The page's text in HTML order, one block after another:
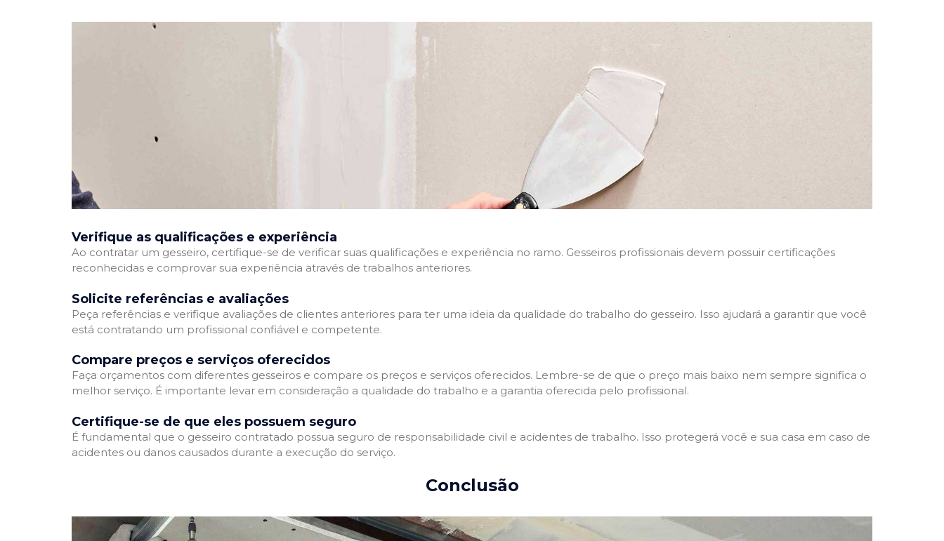
Verifique as qualificações e experiência
Ao contratar um gesseiro, certifique-se de verificar suas qualificações e experiência no ramo. Gesseiros profissionais devem possuir certificações
reconhecidas e comprovar sua experiência através de trabalhos anteriores.
Solicite referências e avaliações
Peça referências e verifique avaliações de clientes anteriores para ter uma ideia da qualidade do trabalho do gesseiro. Isso ajudará a garantir que você
está contratando um profissional confiável e competente.
Compare preços e serviços oferecidos
Faça orçamentos com diferentes gesseiros e compare os preços e serviços oferecidos. Lembre-se de que o preço mais baixo nem sempre significa o
melhor serviço. É importante levar em consideração a qualidade do trabalho e a garantia oferecida pelo profissional.
Certifique-se de que eles possuem seguro
É fundamental que o gesseiro contratado possua seguro de responsabilidade civil e acidentes de trabalho. Isso protegerá você e sua casa em caso de
acidentes ou danos causados durante a execução do serviço.
Conclusão